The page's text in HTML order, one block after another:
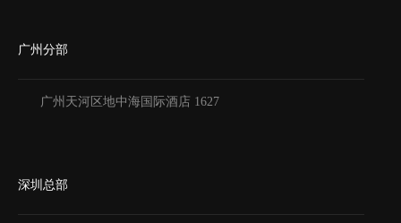
广州分部
广州天河区地中海国际酒店 1627
深圳总部